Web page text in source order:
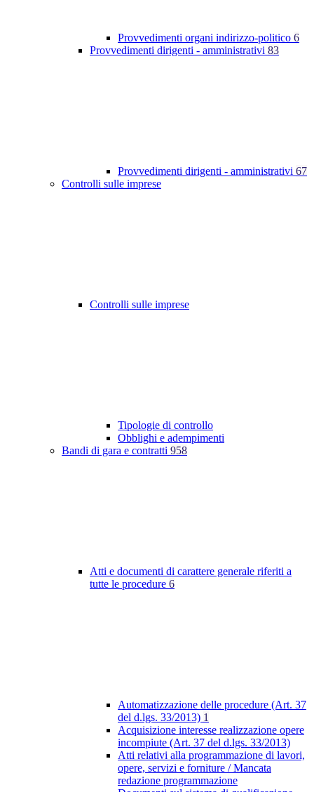
Provvedimenti organi indirizzo-politico 6
Provvedimenti dirigenti - amministrativi 83
Provvedimenti dirigenti - amministrativi 67
Controlli sulle imprese
Controlli sulle imprese
Tipologie di controllo
Obblighi e adempimenti
Bandi di gara e contratti 958
Atti e documenti di carattere generale riferiti a
tutte le procedure 6
Automatizzazione delle procedure (Art. 37
del d.lgs. 33/2013) 1
Acquisizione interesse realizzazione opere
incompiute (Art. 37 del d.lgs. 33/2013)
Atti relativi alla programmazione di lavori,
opere, servizi e forniture / Mancata
redazione programmazione